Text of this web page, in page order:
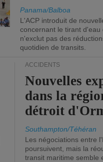
Panama/Balboa
L'ACP introduit de
concernant le tirant d'eau
n'exclut pas des
quotidien de transits.
ACCIDENTS
Nouvelles
dans la
détroit
Southampton/Téhéran
Les négociations entre
poursuivent, mais la
transit maritime semble